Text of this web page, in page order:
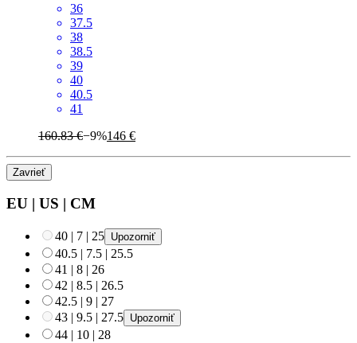
36
37.5
38
38.5
39
40
40.5
41
160.83 €−9%146 €
Zavrieť
EU | US | CM
40 | 7 | 25 Upozorniť
40.5 | 7.5 | 25.5
41 | 8 | 26
42 | 8.5 | 26.5
42.5 | 9 | 27
43 | 9.5 | 27.5 Upozorniť
44 | 10 | 28